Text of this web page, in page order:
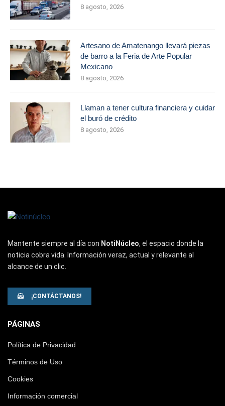
8 agosto, 2026
Artesano de Amatenango llevará piezas
de barro a la Feria de Arte Popular
Mexicano
8 agosto, 2026
Llaman a tener cultura financiera y cuidar
el buró de crédito
8 agosto, 2026
Mantente siempre al día con NotiNúcleo, el espacio donde la
noticia cobra vida. Información veraz, actual y relevante al
alcance de un clic.
¡CONTÁCTANOS!
PÁGINAS
Política de Privacidad
Términos de Uso
Cookies
Información comercial